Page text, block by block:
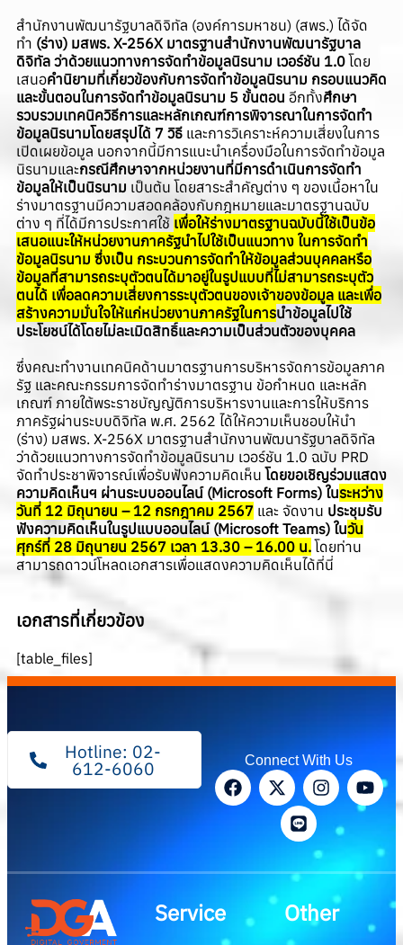
สำนักงานพัฒนารัฐบาลดิจิทัล (องค์การมหาชน) (สพร.) ได้จัด
ทำ (ร่าง) มสพร. X-256X มาตรฐานสำนักงานพัฒนารัฐบาล
ดิจิทัล ว่าด้วยแนวทางการจัดทำข้อมูลนิรนาม เวอร์ชัน 1.0 โดย
เสนอคำนิยามที่เกี่ยวข้องกับการจัดทำข้อมูลนิรนาม กรอบแนวคิด
และขั้นตอนในการจัดทำข้อมูลนิรนาม 5 ขั้นตอน อีกทั้งศึกษา
รวบรวมเทคนิควิธีการและหลักเกณฑ์การพิจารณาในการจัดทำ
ข้อมูลนิรนามโดยสรุปได้ 7 วิธี และการวิเคราะห์ความเสี่ยงในการ
เปิดเผยข้อมูล นอกจากนี้มีการแนะนำเครื่องมือในการจัดทำข้อมูล
นิรนามและกรณีศึกษาจากหน่วยงานที่มีการดำเนินการจัดทำ
ข้อมูลให้เป็นนิรนาม เป็นต้น โดยสาระสำคัญต่าง ๆ ของเนื้อหาใน
ร่างมาตรฐานมีความสอดคล้องกับกฎหมายและมาตรฐานฉบับ
ต่าง ๆ ที่ได้มีการประกาศใช้ เพื่อให้ร่างมาตรฐานฉบับนี้ใช้เป็นข้อ
เสนอแนะให้หน่วยงานภาครัฐนำไปใช้เป็นแนวทาง ในการจัดทำ
ข้อมูลนิรนาม ซึ่งเป็น กระบวนการจัดทำให้ข้อมูลส่วนบุคคลหรือ
ข้อมูลที่สามารถระบุตัวตนได้มาอยู่ในรูปแบบที่ไม่สามารถระบุตัว
ตนได้ เพื่อลดความเสี่ยงการระบุตัวตนของเจ้าของข้อมูล และเพื่อ
สร้างความมั่นใจให้แก่หน่วยงานภาครัฐในการนำข้อมูลไปใช้
ประโยชน์ได้โดยไม่ละเมิดสิทธิ์และความเป็นส่วนตัวของบุคคล
ซึ่งคณะทำงานเทคนิคด้านมาตรฐานการบริหารจัดการข้อมูลภาค
รัฐ และคณะกรรมการจัดทำร่างมาตรฐาน ข้อกำหนด และหลัก
เกณฑ์ ภายใต้พระราชบัญญัติการบริหารงานและการให้บริการ
ภาครัฐผ่านระบบดิจิทัล พ.ศ. 2562 ได้ให้ความเห็นชอบให้นำ
(ร่าง) มสพร. X-256X มาตรฐานสำนักงานพัฒนารัฐบาลดิจิทัล
ว่าด้วยแนวทางการจัดทำข้อมูลนิรนาม เวอร์ชัน 1.0 ฉบับ PRD
จัดทำประชาพิจารณ์เพื่อรับฟังความคิดเห็น โดยขอเชิญร่วมแสดง
ความคิดเห็นฯ ผ่านระบบออนไลน์ (Microsoft Forms) ในระหว่าง
วันที่ 12 มิถุนายน – 12 กรกฎาคม 2567 และ จัดงาน ประชุมรับ
ฟังความคิดเห็นในรูปแบบออนไลน์ (Microsoft Teams) ในวัน
ศุกร์ที่ 28 มิถุนายน 2567 เวลา 13.30 – 16.00 น. โดยท่าน
สามารถดาวน์โหลดเอกสารเพื่อแสดงความคิดเห็นได้ที่นี่
เอกสารที่เกี่ยวข้อง
[table_files]
Hotline: 02-
612-6060 Connect With Us
Service Other